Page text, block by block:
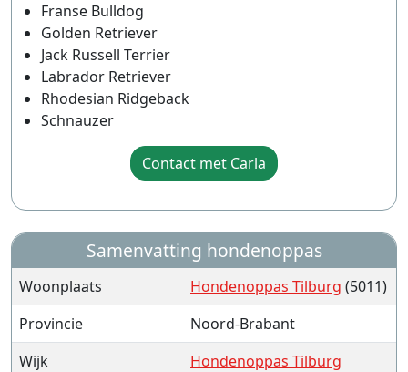
Franse Bulldog
Golden Retriever
Jack Russell Terrier
Labrador Retriever
Rhodesian Ridgeback
Schnauzer
Contact met Carla
Samenvatting hondenoppas
Woonplaats Hondenoppas Tilburg (5011)
Provincie
Noord-Brabant
Wijk
Hondenoppas Tilburg